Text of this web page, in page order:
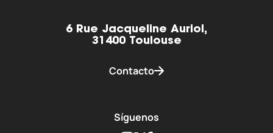
6 Rue Jacqueline Auriol,
31400 Toulouse
Contacto
Síguenos